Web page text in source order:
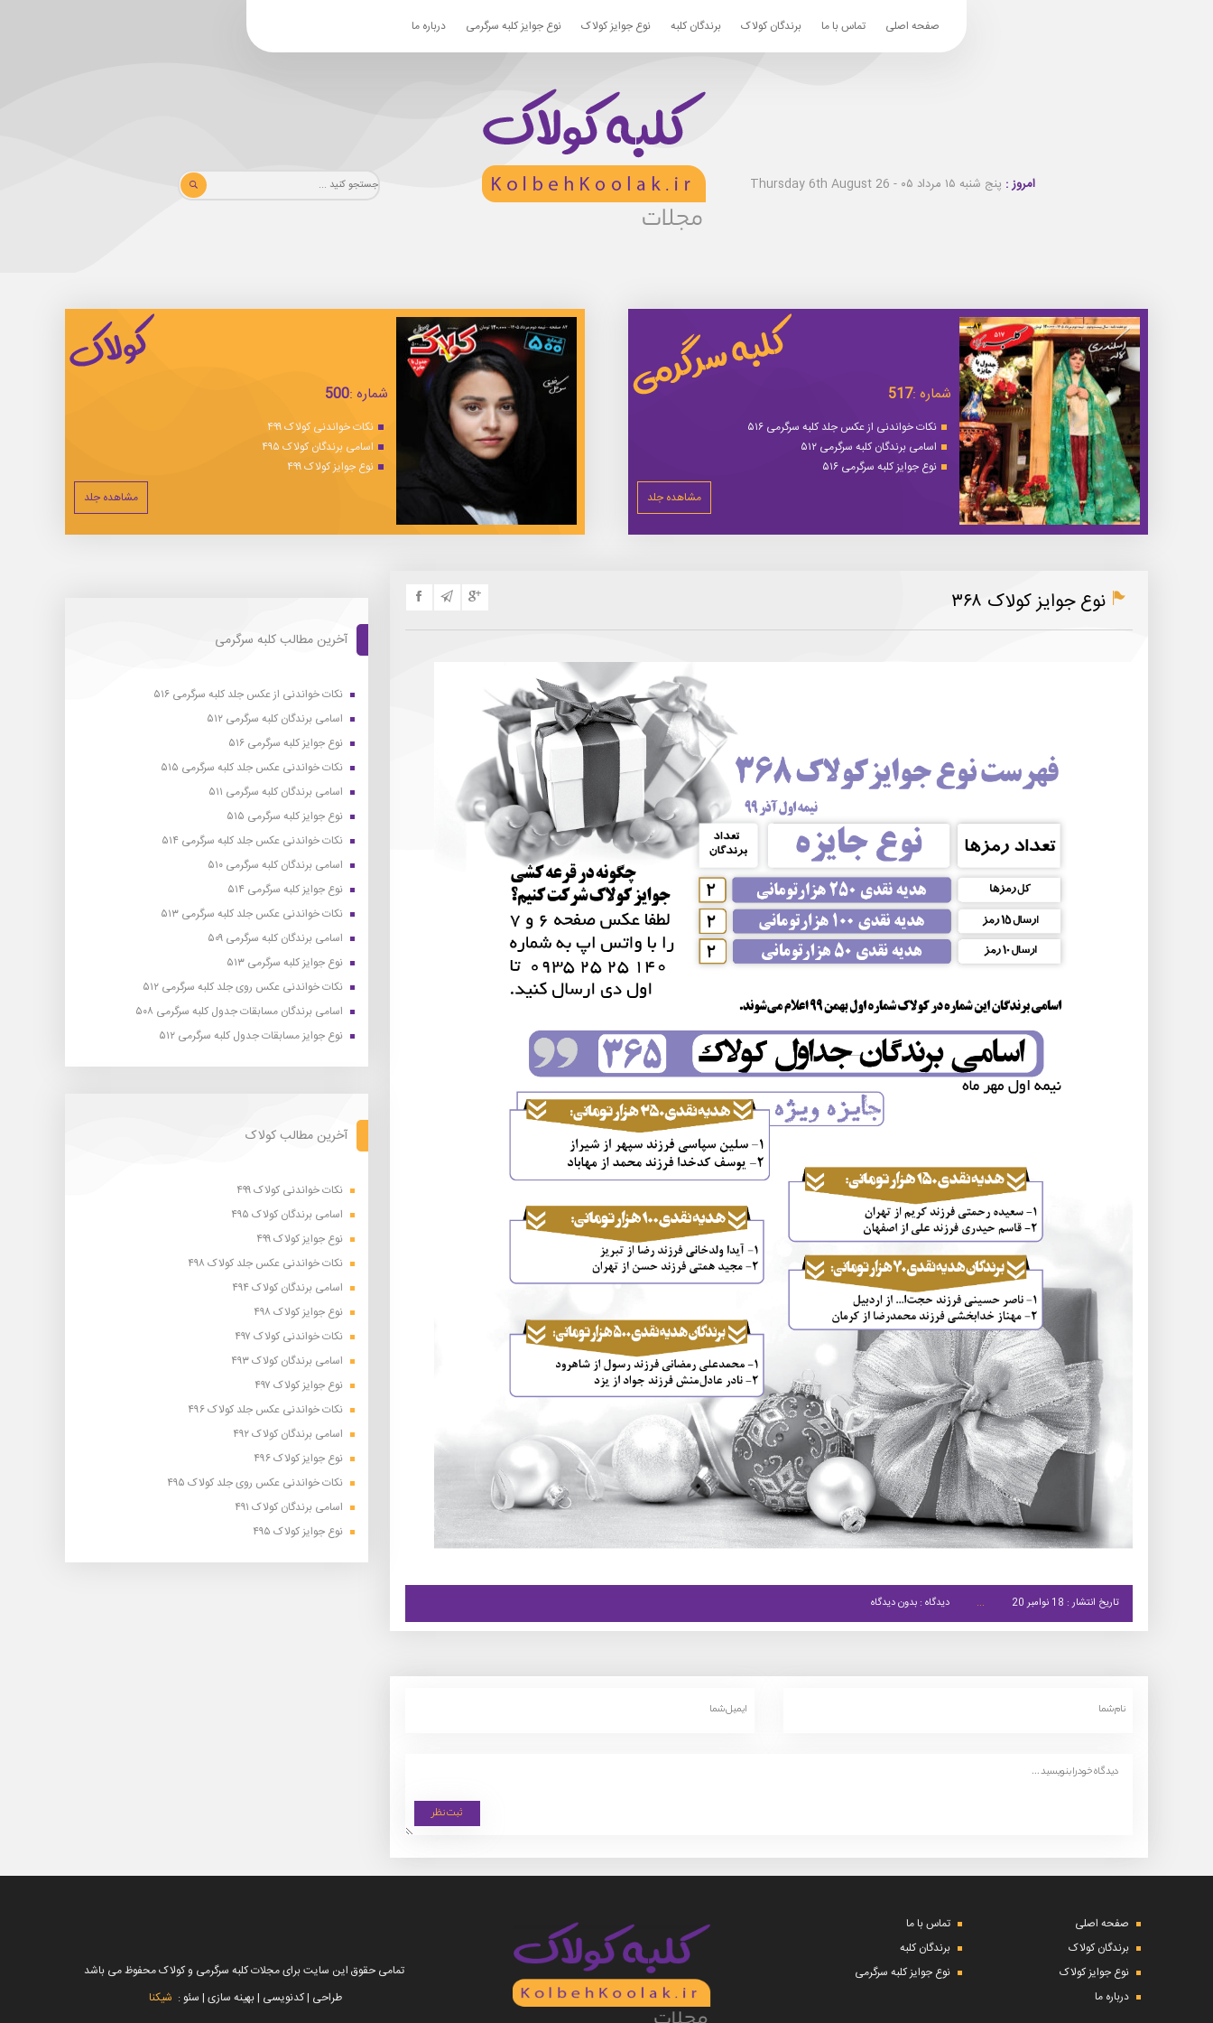
صفحه اصلی تماس با ما برندگان کولاک برندگان کلبه نوع جوایز کولاک نوع جوایز کلبه سرگرمی درباره ما
امروز : پنج شنبه ۱۵ مرداد ۰۵ - Thursday 6th August 26
شماره :517
نکات خواندنی از عکس جلد کلبه سرگرمی ۵۱۶
اسامی برندگان کلبه سرگرمی ۵۱۲
نوع جوایز کلبه سرگرمی ۵۱۶
مشاهده جلد
شماره :500
نکات خواندنی کولاک ۴۹۹
اسامی برندگان کولاک ۴۹۵
نوع جوایز کولاک ۴۹۹
مشاهده جلد
نوع جوایز کولاک ۳۶۸
تاریخ انتشار : 18 نوامبر 20 دیدگاه : بدون دیدگاه
آخرین مطالب کلبه سرگرمی
نکات خواندنی از عکس جلد کلبه سرگرمی ۵۱۶
اسامی برندگان کلبه سرگرمی ۵۱۲
نوع جوایز کلبه سرگرمی ۵۱۶
نکات خواندنی عکس جلد کلبه سرگرمی ۵۱۵
اسامی برندگان کلبه سرگرمی ۵۱۱
نوع جوایز کلبه سرگرمی ۵۱۵
نکات خواندنی عکس جلد کلبه سرگرمی ۵۱۴
اسامی برندگان کلبه سرگرمی ۵۱۰
نوع جوایز کلبه سرگرمی ۵۱۴
نکات خواندنی عکس جلد کلبه سرگرمی ۵۱۳
اسامی برندگان کلبه سرگرمی ۵۰۹
نوع جوایز کلبه سرگرمی ۵۱۳
نکات خواندنی عکس روی جلد کلبه سرگرمی ۵۱۲
اسامی برندگان مسابقات جدول کلبه سرگرمی ۵۰۸
نوع جوایز مسابقات جدول کلبه سرگرمی ۵۱۲
آخرین مطالب کولاک
نکات خواندنی کولاک ۴۹۹
اسامی برندگان کولاک ۴۹۵
نوع جوایز کولاک ۴۹۹
نکات خواندنی عکس جلد کولاک ۴۹۸
اسامی برندگان کولاک ۴۹۴
نوع جوایز کولاک ۴۹۸
نکات خواندنی کولاک ۴۹۷
اسامی برندگان کولاک ۴۹۳
نوع جوایز کولاک ۴۹۷
نکات خواندنی عکس جلد کولاک ۴۹۶
اسامی برندگان کولاک ۴۹۲
نوع جوایز کولاک ۴۹۶
نکات خواندنی عکس روی جلد کولاک ۴۹۵
اسامی برندگان کولاک ۴۹۱
نوع جوایز کولاک ۴۹۵
صفحه اصلی
تماس با ما
برندگان کولاک
برندگان کلبه
نوع جوایز کولاک
نوع جوایز کلبه سرگرمی
درباره ما
تمامی حقوق این سایت برای مجلات کلبه سرگرمی و کولاک محفوظ می باشد
طراحی | کدنویسی | بهینه سازی | سئو : شیکنا